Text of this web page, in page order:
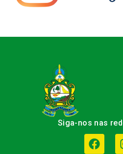
Siga-nos nas